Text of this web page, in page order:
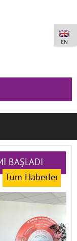
BAŞLADI
Tüm Haberler